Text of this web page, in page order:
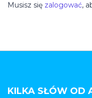
Musisz się zalogować,
KILKA SŁÓW OD